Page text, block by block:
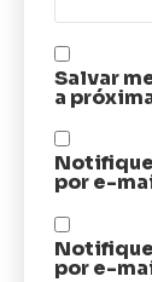
Salvar
a
por e-
por e-